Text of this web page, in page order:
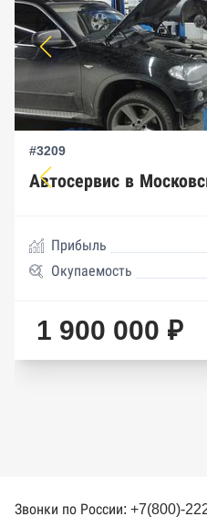
#3209
Автосервис в
Прибыль
Окупаемость
1 900 000 ₽
Звонки по России: +7(800)-